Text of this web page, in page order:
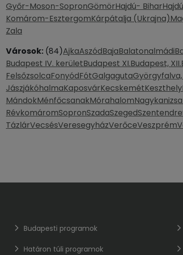
Győr-Moson-SopronGömörHajdú- Bihar
Komárom-EsztergomKárpátalja (Ukrajna)
Zala
Városok: (84)AjkaAszódBajaBalatonalmádi
Budapest IV. kerületBudapest XI.Budapest, XII.
FelsőzsolcaFonyódFótGalgaguta
JászjákóhalmaKaposvárKecskemétKeszthely
MándokMénfőcsanakMórahalomNagykanizsa
RévkomáromSopronSzadaSzegedSzentendre
TázlárVecsésVeresegyházVerőceVeszprém
Budapesti programok
Határon túli programok